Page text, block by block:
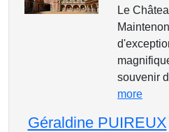
Le
souvenir
more
Géraldine PUIREUX